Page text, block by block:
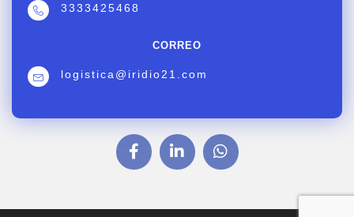
3333425468
CORREO
logistica@iridio21.com